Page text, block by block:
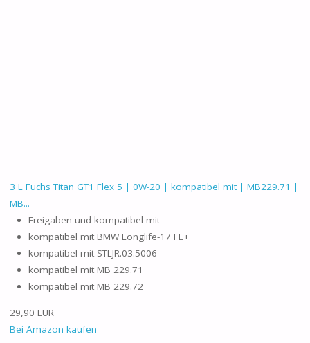
3 L Fuchs Titan GT1 Flex 5 | 0W-20 | kompatibel mit | MB229.71 |
MB...
Freigaben und kompatibel mit
kompatibel mit BMW Longlife-17 FE+
kompatibel mit STLJR.03.5006
kompatibel mit MB 229.71
kompatibel mit MB 229.72
29,90 EUR
Bei Amazon kaufen